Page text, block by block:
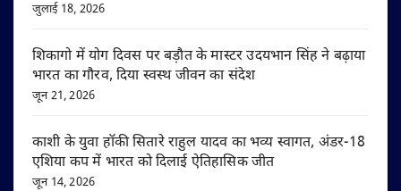
जुलाई 18, 2026
शिकागो में योग दिवस पर बड़ौत के मास्टर उदयभान सिंह ने बढ़ाया
भारत का गौरव, दिया स्वस्थ जीवन का संदेश
जून 21, 2026
काशी के युवा हॉकी सितारे राहुल यादव का भव्य स्वागत, अंडर-18
एशिया कप में भारत को दिलाई ऐतिहासिक जीत
जून 14, 2026